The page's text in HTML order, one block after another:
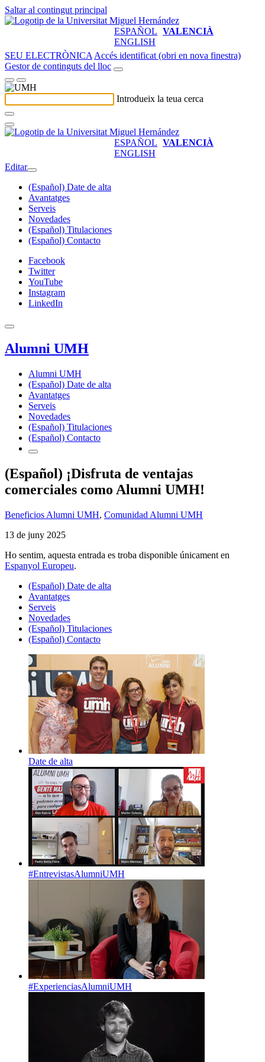
Saltar al contingut principal
ESPAÑOL VALENCIÀ
ENGLISH
SEU ELECTRÒNICA Accés identificat (obri en nova finestra)
Gestor de continguts del lloc
Introdueix la teua cerca
ESPAÑOL VALENCIÀ
ENGLISH
Editar
(Español) Date de alta
Avantatges
Serveis
Novedades
(Español) Titulaciones
(Español) Contacto
Facebook
Twitter
YouTube
Instagram
LinkedIn
Alumni UMH
Alumni UMH
(Español) Date de alta
Avantatges
Serveis
Novedades
(Español) Titulaciones
(Español) Contacto
(Español) ¡Disfruta de ventajas
comerciales como Alumni UMH!
Beneficios Alumni UMH, Comunidad Alumni UMH
13 de juny 2025
Ho sentim, aquesta entrada es troba disponible únicament en
Espanyol Europeu.
(Español) Date de alta
Avantatges
Serveis
Novedades
(Español) Titulaciones
(Español) Contacto
Date de alta
#EntrevistasAlumniUMH
#ExperienciasAlumniUMH